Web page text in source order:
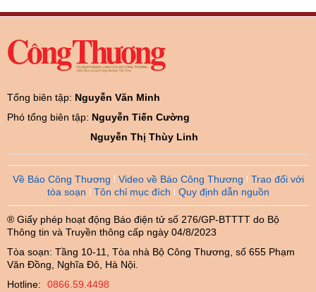
Tổng biên tập: Nguyễn Văn Minh
Phó tổng biên tập: Nguyễn Tiến Cường
Nguyễn Thị Thùy Linh
Về Báo Công Thương Video về Báo Công Thương
Trao đổi với
tòa soạn
Tôn chỉ mục đích Quy định dẫn nguồn
® Giấy phép hoạt động Báo điện tử số 276/GP-BTTTT do Bộ
Thông tin và Truyền thông cấp ngày 04/8/2023
Tòa soạn: Tầng 10-11, Tòa nhà Bộ Công Thương, số 655 Phạm
Văn Đồng, Nghĩa Đô, Hà Nội.
Hotline:
0866.59.4498